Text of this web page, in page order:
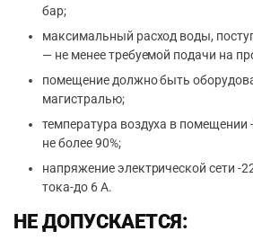
бар;
максимальный расход воды,
— не менее требуемой подачи на
помещение должно быть
магистралью;
температура воздуха в помещении
не более 90%;
напряжение электрической сети -
тока-до 6 А.
НЕ ДОПУСКАЕТСЯ: